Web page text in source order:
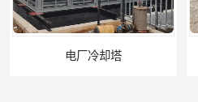
郑州喷淋泵厂家